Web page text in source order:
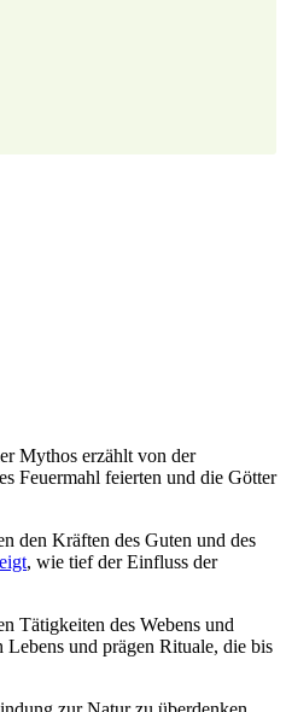
‍Mythos erzählt von der
Feuermahl feierten und die Götter
den Kräften des ⁤Guten und des
, wie tief der Einfluss der
Tätigkeiten des Webens⁢ und
und prägen‍ Rituale, die bis